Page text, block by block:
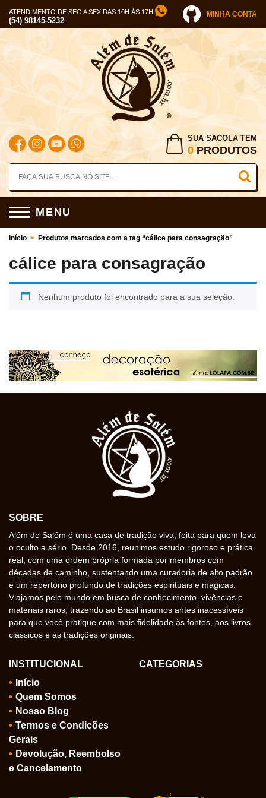
ATENDIMENTO DE SEG A SEX DAS 10H ÀS 17H
(54) 98145-5232
MINHA CONTA
SUA SACOLA TEM
0 PRODUTOS
MENU
Início > Produtos marcados com a tag “cálice para consagração”
cálice para consagração
Nenhum produto foi encontrado para a sua seleção.
SOBRE
Além de Salém é uma casa de tradição viva, feita para quem leva
o oculto a sério. Desde 2016, reunimos estudo rigoroso e prática
real, com uma ordem própria formada por membros com
décadas de caminho, sustentando uma curadoria de alto padrão
e um repertório profundo de tradições espirituais e mágicas.
Viajamos pelo mundo em busca de conhecimento, vivências e
materiais raros, trazendo ao Brasil insumos antes inacessíveis
para que você pratique com mais fidelidade às fontes, aos livros
clássicos e às tradições originais.
INSTITUCIONAL
Início
Quem Somos
Nosso Blog
Termos e Condições
Gerais
Devolução, Reembolso
e Cancelamento
CATEGORIAS